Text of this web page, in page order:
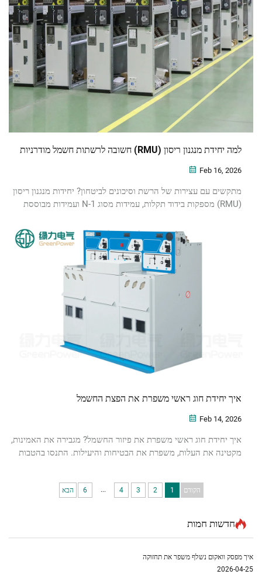
למה יחידת מנגנון ריסון (RMU) חשובה לרשתות חשמל מודרניות
Feb 16, 2026
מתקשים עם עצירות של הרשת וסיכונים לביטחון? יחידות מנגנון ריסון
(RMU) מספקות בידוד תקלות, עמידות מסוג N-1 ועמידות מבוססת
את האמינות – הורד את המדריך הטכני.
איך יחידת חוג ראשי משפרת את הפצת החשמל
Feb 14, 2026
איך יחידת חוג ראשי משפרת את פיזור החשמל? מגבירה את האמינות,
מקטינה את העלות, משפרת את הבטיחות והיעילות. התנסו בהטבות
הקודם 1
2
3
4
...
6 הבא
חדשות חמות
איך מפסק וואקום נשלף משפר את תחזוקה
2026-04-25